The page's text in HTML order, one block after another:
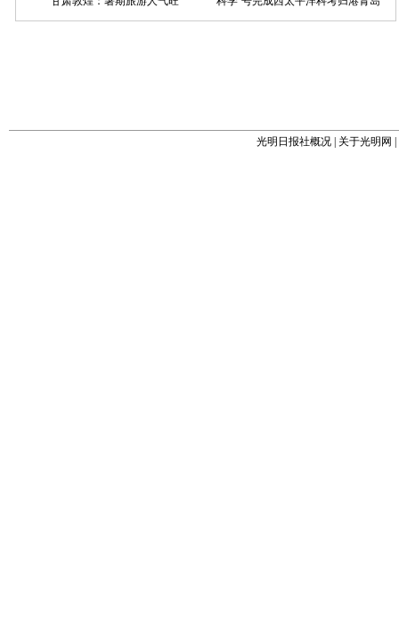
光明日报社概况 关于光明网